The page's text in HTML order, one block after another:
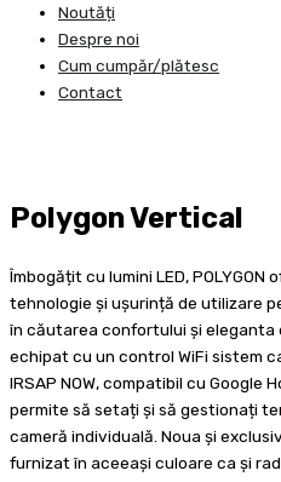
Noutăți
Despre noi
Cum cumpăr/plătesc
Contact
Polygon Vertical
Îmbogățit cu lumini LED,
tehnologie și ușurință de utilizare
în căutarea confortului şi eleganta
echipat cu un control WiFi sistem
IRSAP NOW, compatibil cu Google
permite să setați și să gestionați
cameră individuală. Noua și
furnizat în aceeași culoare ca și